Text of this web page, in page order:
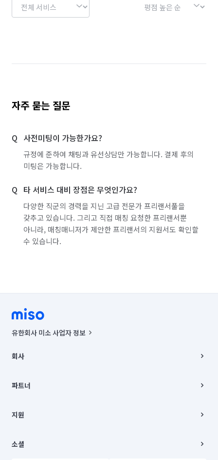
자주 묻는 질문
사전미팅이 가능한가요?
규정에 준하여 채팅과 유선상담만 가능합니다. 결제 후의
미팅은 가능합니다.
타 서비스 대비 장점은 무엇인가요?
다양한 직군의 경력을 지닌 고급 전문가 프리랜서풀을
갖추고 있습니다. 그리고 직접 매칭 요청한 프리랜서뿐
아니라, 매칭매니저가 제안한 프리랜서의 지원서도 확인할
수 있습니다.
유한회사 미소 사업자 정보
00019 |
주소 | 본사: 서울특별시 종로구 율곡로 6(중학동, 트윈트리빌딩) B동 5층
컨택센터 : 서울특별시 종로구 수송동 율곡로 24, 7층, 8층 미소
상품, 상품정보, 거래에 관한 의무와 책임은 거래당사자에게 있습니다.
언론 보도 관련 문의:
© 유한회사 미소. Miso, Inc. All Rights Reserved.
회사
채용
파트너
이사
지원
이용약관
소셜